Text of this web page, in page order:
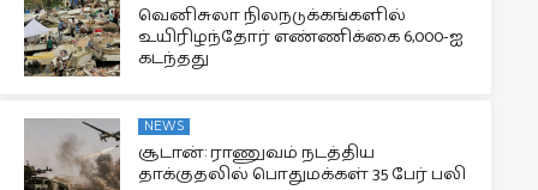
வெனிசுலா நிலநடுக்கங்களில்
உயிரிழந்தோர் எண்ணிக்கை 6,000-ஐ
கடந்தது
NEWS
சூடான்: ராணுவம் நடத்திய
தாக்குதலில் பொதுமக்கள் 35 பேர் பலி